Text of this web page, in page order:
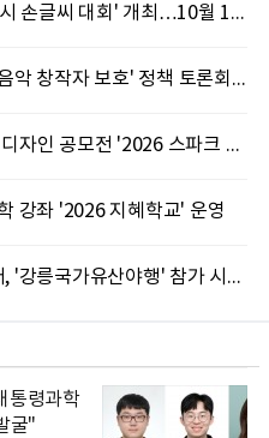
동국대 미당연구소, '제3회 미당시 손글씨 대회' 개최…10월 12일까지 접수
음저협, 국회서 '생성형 AI 시대 음악 창작자 보호' 정책 토론회 10일 개최
성신여대 학부생 '다온' 팀, 국제 디자인 공모전 '2026 스파크 어워드' 동상 수상
강좌 '2026 지혜학교' 운영
가톨릭관동대 인문도시사업센터, '강릉국가유산야행' 참가 시민 15명 모집
통령과학
굴"